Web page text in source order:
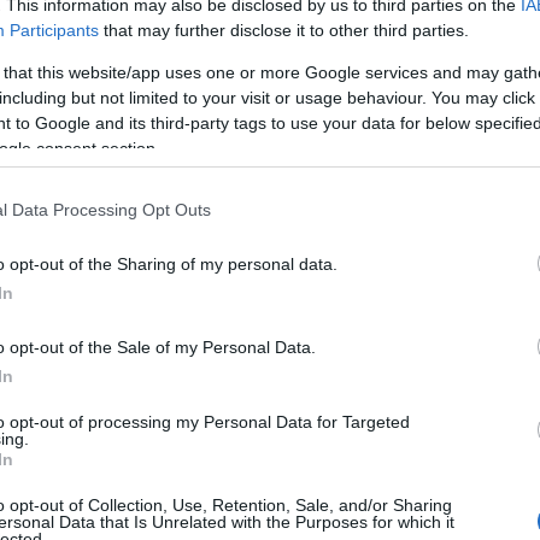
This information may also be disclosed by us to third parties on the
Participants that may further disclose it to other third parties.
that this website/app uses one or more Google services and may
but not limited to your visit or usage behaviour. You may
to Google and its third-party tags to use your data for below
consent section.
Data Processing Opt Outs
opt-out of the Sharing of my personal data.
opt-out of the Sale of my Personal Data.
opt-out of processing my Personal Data for Targeted
opt-out of Collection, Use, Retention, Sale, and/or Sharing
Data that Is Unrelated with the Purposes for which it
Clark – Μαγούλα, Αττικής
Expert
Τεχνολογίας – Κατάστημα Αεροδρομίου
Manager
& Cashiers – Κατάστημα Ψυχικού
– Ηράκλειο Κρήτης